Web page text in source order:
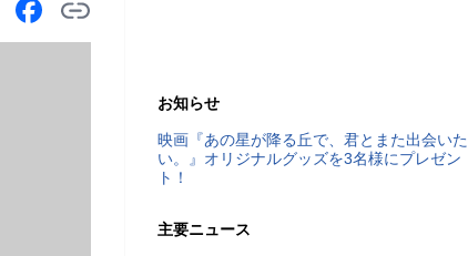
お知らせ
映画『あの星が降る丘で、君とまた出会いた
い。』オリジナルグッズを3名様にプレゼン
ト！
主要ニュース